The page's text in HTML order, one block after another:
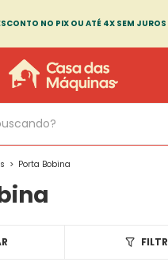
NO PIX OU ATÉ 4X SEM JUROS
> Porta Bobina